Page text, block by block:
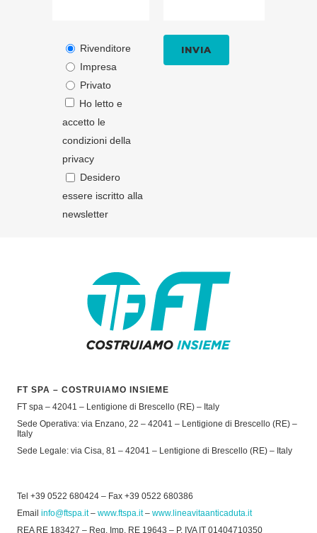
Rivenditore
Impresa
Privato
Ho letto e
accetto le
condizioni della
privacy
Desidero
essere iscritto alla
newsletter
FT SPA – COSTRUIAMO INSIEME
FT spa – 42041 – Lentigione di Brescello (RE) – Italy
Sede Operativa: via Enzano, 22 – 42041 – Lentigione di Brescello (RE) –
Italy
Sede Legale: via Cisa, 81 – 42041 – Lentigione di Brescello (RE) – Italy
Tel +39 0522 680424 – Fax +39 0522 680386
Email info@ftspa.it– www.ftspa.it– www.lineavitaanticaduta.it
REA RE 183427 – Reg. Imp. RE 19643 – P. IVA IT 01404710350